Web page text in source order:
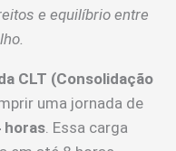
e equilíbrio entre
CLT (Consolidação
uma jornada de
horas . Essa carga